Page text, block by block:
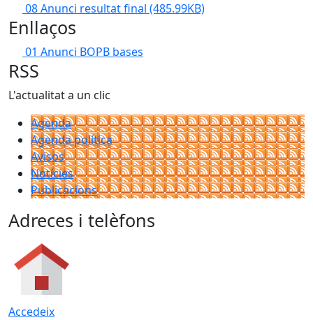
08 Anunci resultat final (485.99KB)
Enllaços
01 Anunci BOPB bases
RSS
L'actualitat a un clic
Agenda
Agenda política
Avisos
Notícies
Publicacions
Adreces i telèfons
Accedeix